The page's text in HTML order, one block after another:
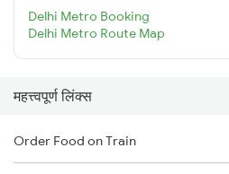
Delhi Metro Booking
Delhi Metro Route Map
महत्त्वपूर्ण लिंक्स
Order Food on Train